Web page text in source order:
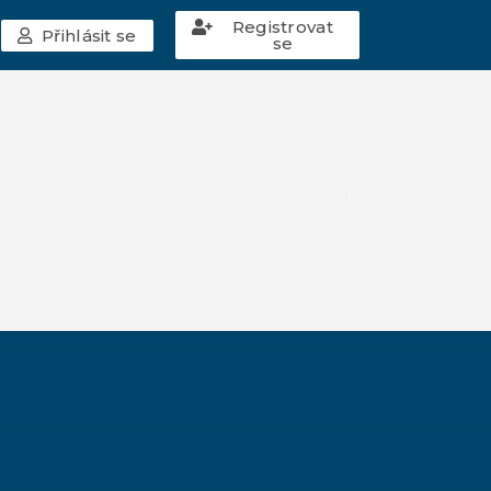
Přihlásit se Registrovat
se